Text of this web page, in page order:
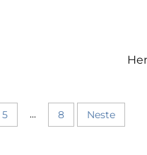
5 ... 8 Neste